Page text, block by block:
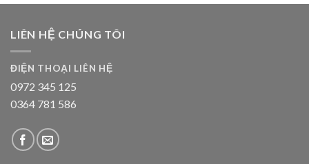
LIÊN HỆ CHÚNG TÔI
ĐIỆN THOẠI LIÊN HỆ
0972 345 125
0364 781 586